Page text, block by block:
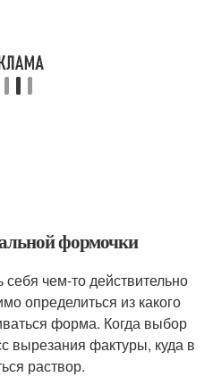
формочки
чем-то действительно
определиться из какого
форма. Когда выбор
вырезания фактуры, куда в
раствор.